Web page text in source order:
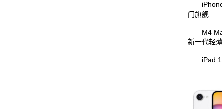
iPhone
门旗舰
M4
新一代轻
iPad 11